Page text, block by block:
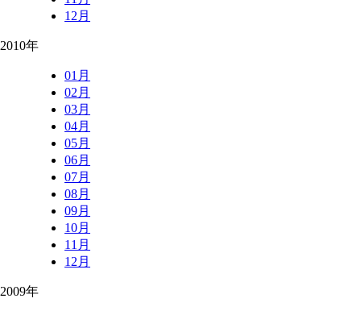
12月
2010年
01月
02月
03月
04月
05月
06月
07月
08月
09月
10月
11月
12月
2009年